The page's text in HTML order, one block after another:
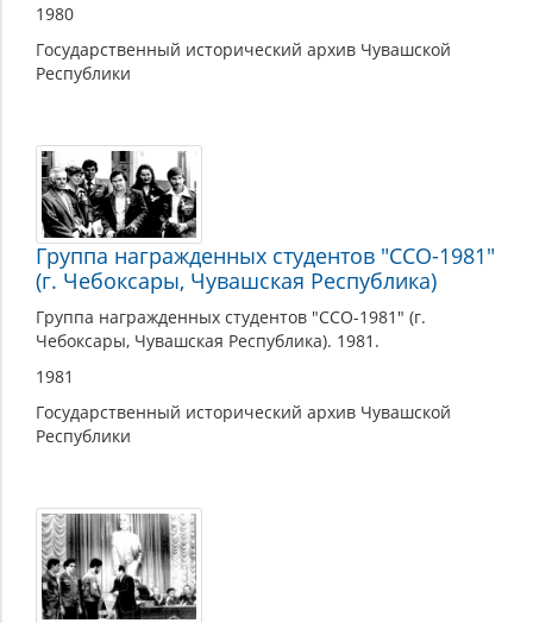
1980
Государственный исторический архив Чувашской
Республики
Группа награжденных студентов "ССО-1981"
(г. Чебоксары, Чувашская Республика)
Группа награжденных студентов "ССО-1981" (г.
Чебоксары, Чувашская Республика). 1981.
1981
Государственный исторический архив Чувашской
Республики